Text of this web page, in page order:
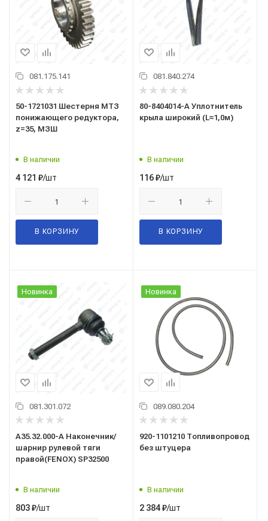
081.175.141
50-1721031 Шестерня МТЗ
понижающего редуктора,
z=35, МЗШ
В наличии
4 121 ₽/шт
В КОРЗИНУ
081.840.274
80-8404014-А Уплотнитель
крыла широкий (L≈1,0м)
В наличии
116₽/шт
В КОРЗИНУ
Новинка
081.301.072
А35.32.000-А Наконечник/
шарнир рулевой тяги
правой(FENOX) SP32500
В наличии
803₽/шт
Новинка
089.080.204
920-1101210 Топливопровод
без штуцера
В наличии
2 384₽/шт